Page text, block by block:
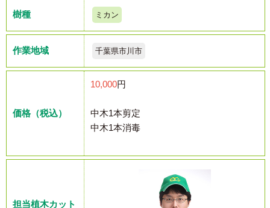
樹種 ミカン
作業地域 千葉県市川市
価格（税込）
10,000円
中木1本剪定
中木1本消毒
担当植木カット